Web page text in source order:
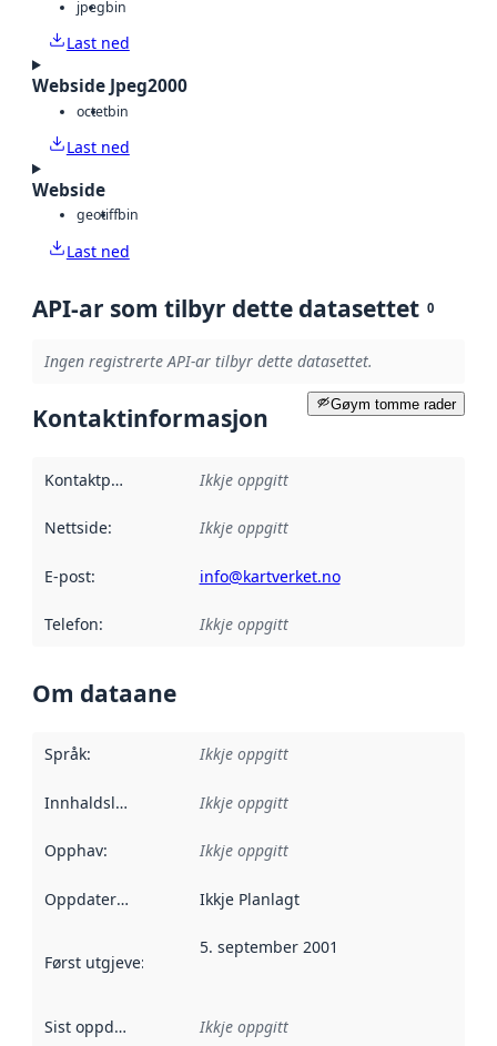
jpegbin
Last ned
Webside Jpeg2000
octetbin
Last ned
Webside
geotiffbin
Last ned
API-ar som tilbyr dette datasettet 0
Ingen registrerte API-ar tilbyr dette datasettet.
Gøym tomme rader
Kontaktinformasjon
Kontaktpunkt Ikkje oppgitt
Nettside: Ikkje oppgitt
E-post: info@kartverket.no
Telefon: Ikkje oppgitt
Om dataane
Språk: Ikkje oppgitt
Innhaldsleverandørar :
Ikkje oppgitt
Opphav: Ikkje oppgitt
Oppdateringsfrekvens :
Ikkje Planlagt
Først utgjeve: Denne datoen seier når dataa i dette
5. september 2001
Sist oppdatert Ikkje oppgitt